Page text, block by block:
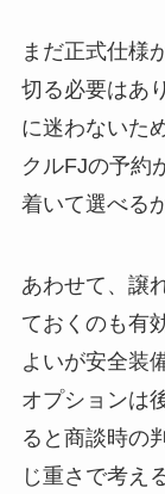
まだ正式仕様
切る必要はあ
に迷わないた
クルFJの予約
着いて選べる
あわせて、譲
ておくのも有
よいが安全装
オプションは
ると商談時の
じ重さで考え